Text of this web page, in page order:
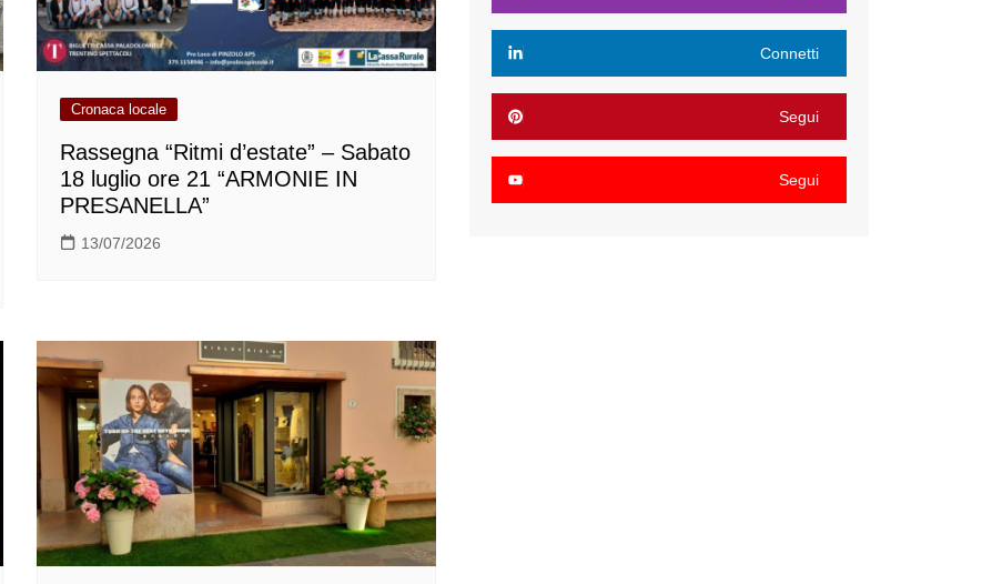
Cronaca locale
Rassegna “Ritmi d’estate” – Sabato
18 luglio ore 21 “ARMONIE IN
PRESANELLA”
13/07/2026
Connetti
Segui
Segui